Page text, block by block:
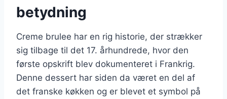
betydning
Creme brulee har en rig historie, der strækker
sig tilbage til det 17. århundrede, hvor den
første opskrift blev dokumenteret i Frankrig.
Denne dessert har siden da været en del af
det franske køkken og er blevet et symbol på